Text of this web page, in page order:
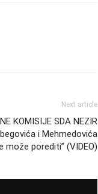
Next article
KOMISIJE SDA NEZIR
i Mehmedovića
može porediti” (VIDEO)